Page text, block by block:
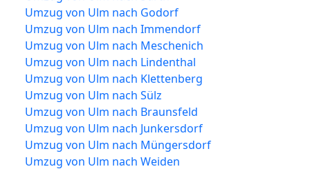
Umzug von Ulm nach Godorf
Umzug von Ulm nach Immendorf
Umzug von Ulm nach Meschenich
Umzug von Ulm nach Lindenthal
Umzug von Ulm nach Klettenberg
Umzug von Ulm nach Sülz
Umzug von Ulm nach Braunsfeld
Umzug von Ulm nach Junkersdorf
Umzug von Ulm nach Müngersdorf
Umzug von Ulm nach Weiden